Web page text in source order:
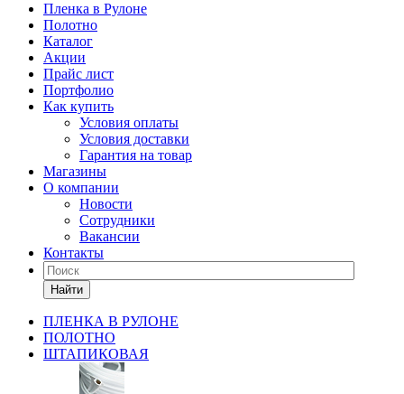
Пленка в Рулоне
Полотно
Каталог
Акции
Прайс лист
Портфолио
Как купить
Условия оплаты
Условия доставки
Гарантия на товар
Магазины
О компании
Новости
Сотрудники
Вакансии
Контакты
Найти
ПЛЕНКА В РУЛОНЕ
ПОЛОТНО
ШТАПИКОВАЯ